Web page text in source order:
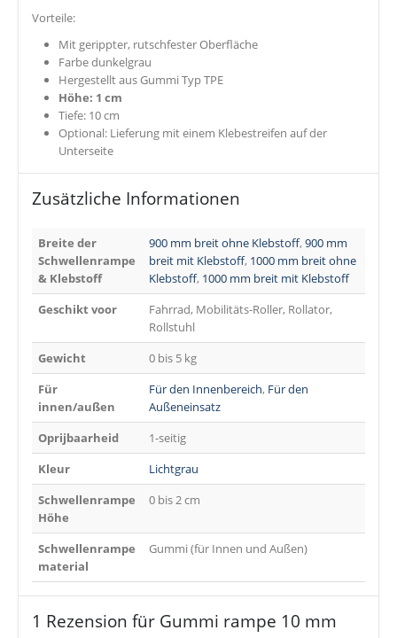
Vorteile:
Mit gerippter, rutschfester Oberfläche
Farbe dunkelgrau
Hergestellt aus Gummi Typ TPE
Höhe: 1 cm
Tiefe: 10 cm
Optional: Lieferung mit einem Klebestreifen auf der
Unterseite
Zusätzliche Informationen
Breite der
Schwellenrampe
& Klebstoff
900 mm breit ohne Klebstoff,900 mm
breit mit Klebstoff, 1000 mm breit ohne
Klebstoff, 1000 mm breit mit Klebstoff
Geschikt voor
Fahrrad, Mobilitäts-Roller, Rollator,
Rollstuhl
Gewicht
0 bis 5 kg
Für
innen/außen
Für den Innenbereich, Für den
Außeneinsatz
Oprijbaarheid
1-seitig
Kleur
Lichtgrau
Schwellenrampe
Höhe
0 bis 2 cm
Schwellenrampe
material
Gummi (für Innen und Außen)
1 Rezension für Gummi rampe 10 mm